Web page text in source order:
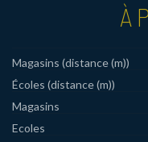
À
Magasins (distance (m))
Écoles (distance (m))
Magasins
Ecoles